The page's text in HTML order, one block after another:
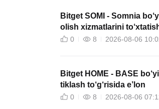
Bitget SOMI - Somnia
olish xizmatlarini
0 8 2026-08-06
Bitget HOME - BASE
tiklash to‘g‘risida e’lon
0 8 2026-08-06